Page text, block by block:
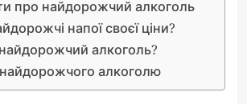
про найдорожчий алкоголь
напої своєї ціни?
алкоголь?
алкоголю